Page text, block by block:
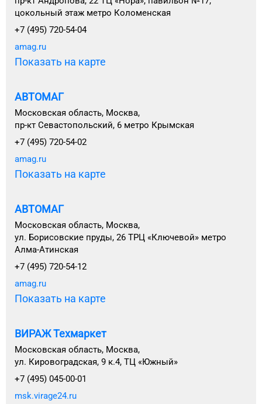
цокольный этаж метро Коломенская
+7 (495) 720-54-04
amag.ru
Показать на карте
АВТОМАГ
Московская область, Москва,
пр-кт Севастопольский, 6 метро Крымская
+7 (495) 720-54-02
amag.ru
Показать на карте
АВТОМАГ
Московская область, Москва,
ул. Борисовские пруды, 26 ТРЦ «Ключевой» метро
Алма-Атинская
+7 (495) 720-54-12
amag.ru
Показать на карте
ВИРАЖ Техмаркет
Московская область, Москва,
ул. Кировоградская, 9 к.4, ТЦ «Южный»
+7 (495) 045-00-01
msk.virage24.ru